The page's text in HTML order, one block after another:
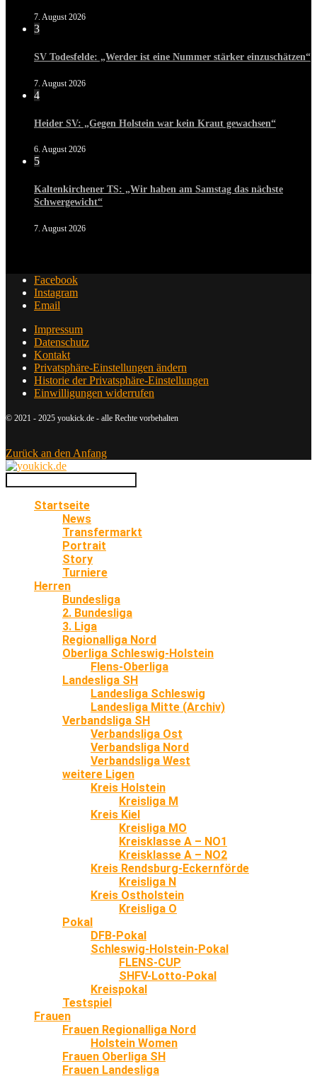
7. August 2026
3
SV Todesfelde: „Werder ist eine Nummer stärker einzuschätzen“
7. August 2026
4
Heider SV: „Gegen Holstein war kein Kraut gewachsen“
6. August 2026
5
Kaltenkirchener TS: „Wir haben am Samstag das nächste
Schwergewicht“
7. August 2026
Facebook
Instagram
Email
Impressum
Datenschutz
Kontakt
Privatsphäre-Einstellungen ändern
Historie der Privatsphäre-Einstellungen
Einwilligungen widerrufen
© 2021 - 2025 youkick.de - alle Rechte vorbehalten
Zurück an den Anfang
Startseite
News
Transfermarkt
Portrait
Story
Turniere
Herren
Bundesliga
2. Bundesliga
3. Liga
Regionalliga Nord
Oberliga Schleswig-Holstein
Flens-Oberliga
Landesliga SH
Landesliga Schleswig
Landesliga Mitte (Archiv)
Verbandsliga SH
Verbandsliga Ost
Verbandsliga Nord
Verbandsliga West
weitere Ligen
Kreis Holstein
Kreisliga M
Kreis Kiel
Kreisliga MO
Kreisklasse A – NO1
Kreisklasse A – NO2
Kreis Rendsburg-Eckernförde
Kreisliga N
Kreis Ostholstein
Kreisliga O
Pokal
DFB-Pokal
Schleswig-Holstein-Pokal
FLENS-CUP
SHFV-Lotto-Pokal
Kreispokal
Testspiel
Frauen
Frauen Regionalliga Nord
Holstein Women
Frauen Oberliga SH
Frauen Landesliga